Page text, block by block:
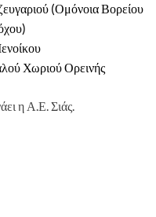
(Ομόνοια Βορείου
Χωριού Ορεινής
η Α.Ε. Σιάς.